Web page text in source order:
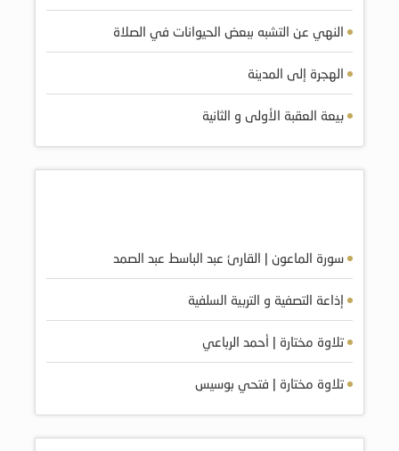
النهي عن التشبه ببعض الحيوانات في الصلاة
الهجرة إلى المدينة
بيعة العقبة الأولى و الثانية
سورة الماعون | القارئ عبد الباسط عبد الصمد
إذاعة التصفية و التربية السلفية
تلاوة مختارة | أحمد الرباعي
تلاوة مختارة | فتحي بوسيس